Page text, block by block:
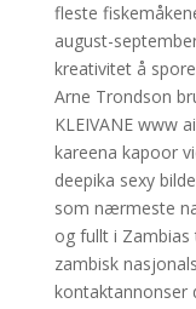
fleste
august-
kreativitet å
Arne Trondson
KLEIVANE www
kareena kapoor
deepika sexy
som nærmeste
og fullt i Zambias
zambisk
kontaktannonser